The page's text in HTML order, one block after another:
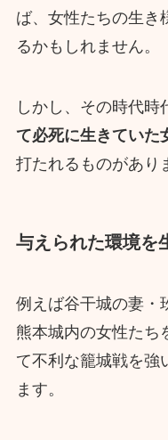
ば、女性たちの生き
るかもしれません。
しかし、その時代時
て必死に生きていた
打たれるものがあり
与えられた環境を
例えば谷干城の妻・
熊本城内の女性たち
て不利な籠城戦を強
ます。